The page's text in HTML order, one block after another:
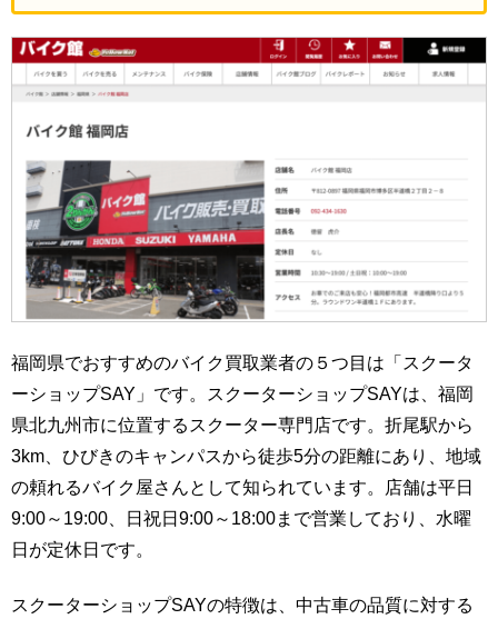
福岡県でおすすめのバイク買取業者の５つ目は「スクータ
ーショップSAY」です。スクーターショップSAYは、福岡
県北九州市に位置するスクーター専門店です。折尾駅から
3km、ひびきのキャンパスから徒歩5分の距離にあり、地域
の頼れるバイク屋さんとして知られています。店舗は平日
9:00～19:00、日祝日9:00～18:00まで営業しており、水曜
日が定休日です。
スクーターショップSAYの特徴は、中古車の品質に対する